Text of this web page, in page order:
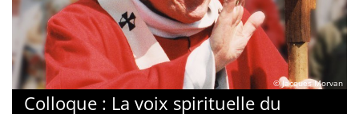
© Jacques Morvan
Colloque : La voix spirituelle du